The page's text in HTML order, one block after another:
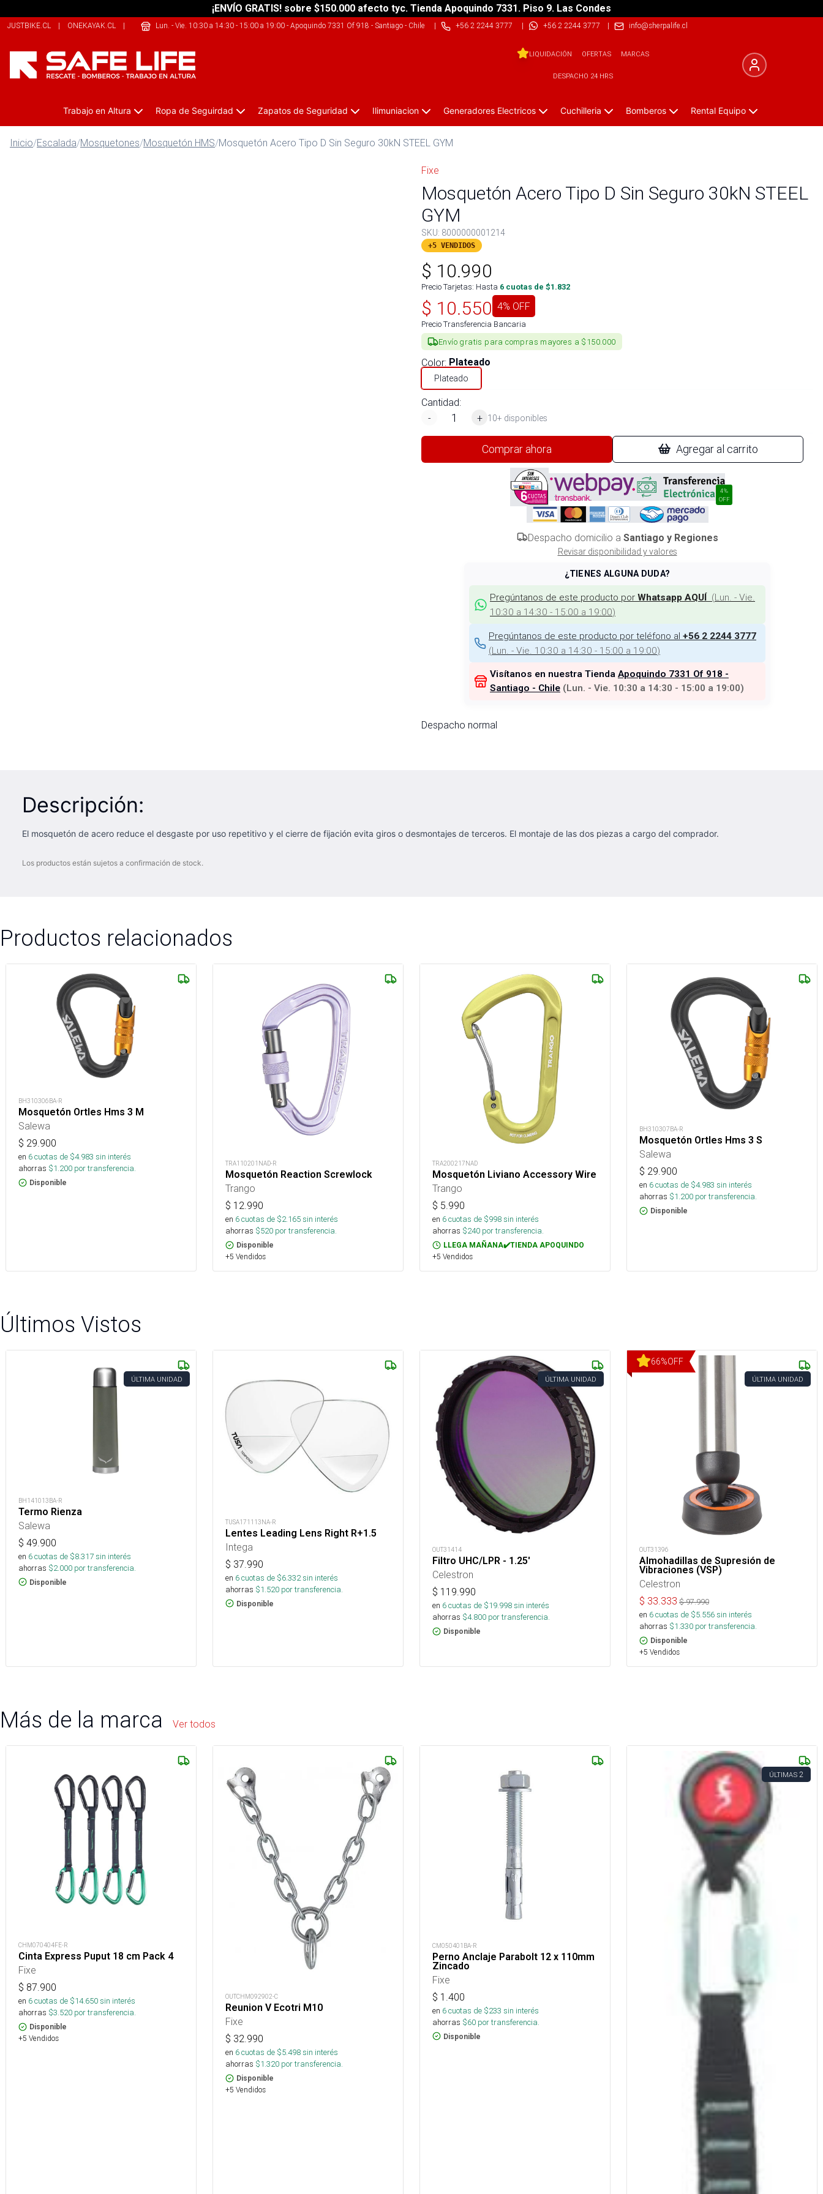
¡ENVÍO GRATIS! sobre $150.000 afecto tyc. Tienda Apoquindo 7331. Piso 9. Las Condes
JUSTBIKE.CL | ONEKAYAK.CL | SHERPALIFE.CL
Lun. - Vie. 10:30 a 14:30 - 15:00 a 19:00- Apoquindo 7331 Of 918 - Santiago - Chile| +56 2 2244 3777 | +56 2 2244 3777 | info@sherpalife.cl
LIQUIDACIÓN OFERTAS MARCAS
DESPACHO 24 HRS
Trabajo en Altura Ropa de Seguirdad Zapatos de Seguridad Ilimuniacion Generadores Electricos Cuchilleria Bomberos Rental Equipo
Inicio/Escalada/Mosquetones/Mosquetón HMS/Mosquetón Acero Tipo D Sin Seguro 30kN STEEL GYM
Fixe
Mosquetón Acero Tipo D Sin Seguro 30kN STEEL
GYM
SKU: 8000000001214
+5 VENDIDOS
$ 10.990
Precio Tarjetas: Hasta 6 cuotas de $1.832
$ 10.550 4% OFF
Precio Transferencia Bancaria
Envío gratis para compras mayores a $150.000
Color: Plateado
Plateado
Cantidad:
-
+ 10+ disponibles
Comprar ahora Agregar al carrito
4%
OFF
Despacho domicilio a Santiago y Regiones
Revisar disponibilidad y valores
¿TIENES ALGUNA DUDA?
Pregúntanos de este producto por Whatsapp AQUÍ (Lun. - Vie.
10:30 a 14:30 - 15:00 a 19:00)
Pregúntanos de este producto por teléfono al +56 2 2244 3777
(Lun. - Vie. 10:30 a 14:30 - 15:00 a 19:00)
Visítanos en nuestra Tienda Apoquindo 7331 Of 918 -
Santiago - Chile (Lun. - Vie. 10:30 a 14:30 - 15:00 a 19:00)
Despacho normal
Descripción:
El mosquetón de acero reduce el desgaste por uso repetitivo y el cierre de fijación evita giros o desmontajes de terceros. El montaje de las dos piezas a cargo del comprador.
Los productos están sujetos a confirmación de stock.
Productos relacionados
BH310306BA-R
Mosquetón Ortles Hms 3 M
Salewa
$ 29.900
en 6cuotas de $4.983 sin interés
ahorras $1.200 por transferencia.
Disponible
TRA110201NAD-R
Mosquetón Reaction Screwlock
Trango
$ 12.990
en 6cuotas de $2.165sin interés
ahorras $520 por transferencia.
Disponible
+5 Vendidos
TRA200217NAD
Mosquetón Liviano Accessory Wire
Trango
$ 5.990
en 6cuotas de $998sin interés
ahorras $240 por transferencia.
LLEGA MAÑANA✔️TIENDA APOQUINDO
+5 Vendidos
BH310307BA-R
Mosquetón Ortles Hms 3 S
Salewa
$ 29.900
en 6cuotas de $4.983 sin interés
ahorras $1.200 por transferencia.
Disponible
Últimos Vistos
ÚLTIMA UNIDAD
BH141013BA-R
Termo Rienza
Salewa
$ 49.900
en 6cuotas de $8.317sin interés
ahorras $2.000 por transferencia.
Disponible
TUSA171113NA-R
Lentes Leading Lens Right R+1.5
Intega
$ 37.990
en 6cuotas de $6.332sin interés
ahorras $1.520 por transferencia.
Disponible
ÚLTIMA UNIDAD
OUT31414
Filtro UHC/LPR - 1.25'
Celestron
$ 119.990
en 6cuotas de $19.998sin interés
ahorras $4.800 por transferencia.
Disponible
66%OFF
ÚLTIMA UNIDAD
OUT31396
Almohadillas de Supresión de
Vibraciones (VSP)
Celestron
$ 33.333 $97.990
en 6cuotas de $5.556sin interés
ahorras $1.330 por transferencia.
Disponible
+5 Vendidos
Más de la marca Ver todos
CHM070404FE-R
Cinta Express Puput 18 cm Pack 4
Fixe
$ 87.900
en 6cuotas de $14.650sin interés
ahorras $3.520 por transferencia.
Disponible
+5 Vendidos
OUTCHM092902-C
Reunion V Ecotri M10
Fixe
$ 32.990
en 6cuotas de $5.498sin interés
ahorras $1.320 por transferencia.
Disponible
+5 Vendidos
CM050401BA-R
Perno Anclaje Parabolt 12 x 110mm
Zincado
Fixe
$ 1.400
en 6cuotas de $233 sin interés
ahorras $60 por transferencia.
Disponible
ÚLTIMAS 2